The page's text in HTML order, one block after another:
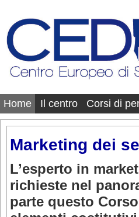
Home Il centro Corsi di
Marketing dei
L’esperto in
richieste nel
parte questo